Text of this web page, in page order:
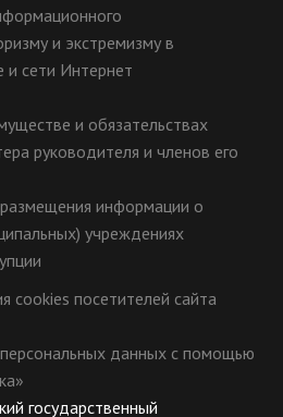
и экстремизму в
и сети Интернет
и обязательствах
руководителя и членов его
информации о
учреждениях
cookies посетителей сайта
данных с помощью
государственный